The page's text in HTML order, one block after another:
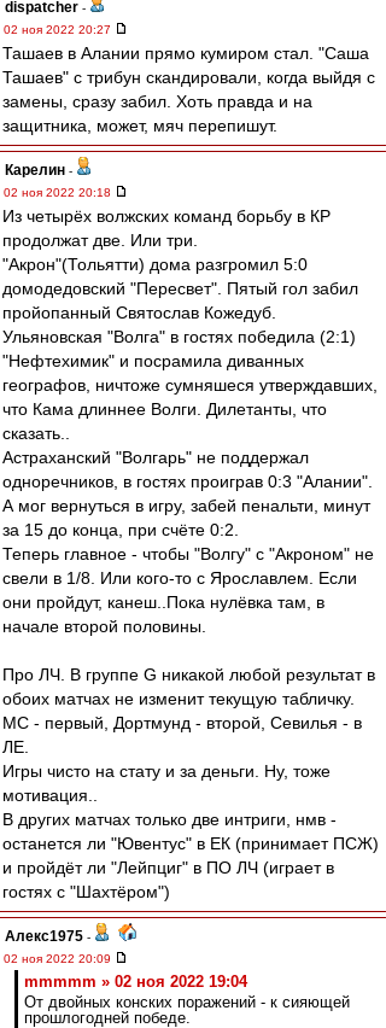
dispatcher -
02 ноя 2022 20:27
Ташаев в Алании прямо кумиром стал. "Саша
Ташаев" с трибун скандировали, когда выйдя с
замены, сразу забил. Хоть правда и на
защитника, может, мяч перепишут.
Карелин -
02 ноя 2022 20:18
Из четырёх волжских команд борьбу в КР
продолжат две. Или три.
"Акрон"(Тольятти) дома разгромил 5:0
домодедовский "Пересвет". Пятый гол забил
пройопанный Святослав Кожедуб.
Ульяновская "Волга" в гостях победила (2:1)
"Нефтехимик" и посрамила диванных
географов, ничтоже сумняшеся утверждавших,
что Кама длиннее Волги. Дилетанты, что
сказать..
Астраханский "Волгарь" не поддержал
одноречников, в гостях проиграв 0:3 "Алании".
А мог вернуться в игру, забей пенальти, минут
за 15 до конца, при счёте 0:2.
Теперь главное - чтобы "Волгу" с "Акроном" не
свели в 1/8. Или кого-то с Ярославлем. Если
они пройдут, канеш..Пока нулёвка там, в
начале второй половины.
Про ЛЧ. В группе G никакой любой результат в
обоих матчах не изменит текущую табличку.
МС - первый, Дортмунд - второй, Севилья - в
ЛЕ.
Игры чисто на стату и за деньги. Ну, тоже
мотивация..
В других матчах только две интриги, нмв -
останется ли "Ювентус" в ЕК (принимает ПСЖ)
и пройдёт ли "Лейпциг" в ПО ЛЧ (играет в
гостях с "Шахтёром")
Алекс1975 -
02 ноя 2022 20:09
mmmmm » 02 ноя 2022 19:04
От двойных конских поражений - к сияющей
прошлогодней победе.